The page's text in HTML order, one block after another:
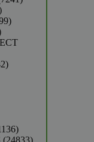
699
42
1136
producten
2483324833